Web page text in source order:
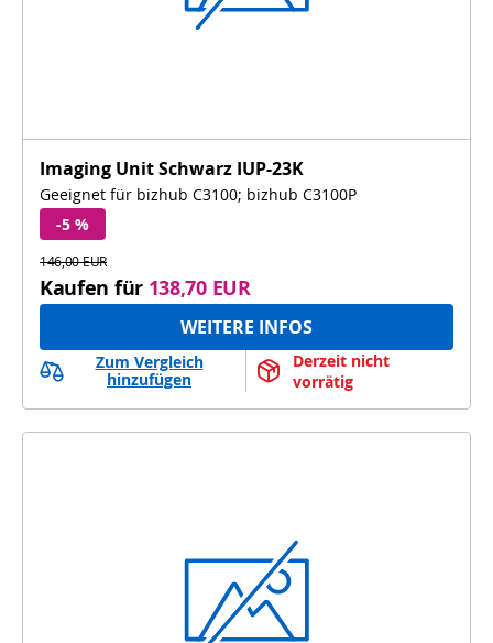
Imaging Unit Schwarz IUP-23K
Geeignet für bizhub C3100; bizhub C3100P
-5 %
146,00 EUR
Kaufen für 138,70 EUR
WEITERE INFOS
Zum Vergleich
hinzufügen
Derzeit nicht
vorrätig